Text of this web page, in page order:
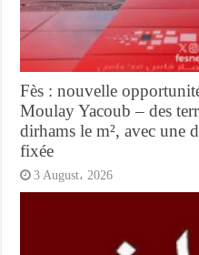
Fès : nouvelle
Moulay Yacoub – des
dirhams le m², avec une
fixée
3 August، 2026